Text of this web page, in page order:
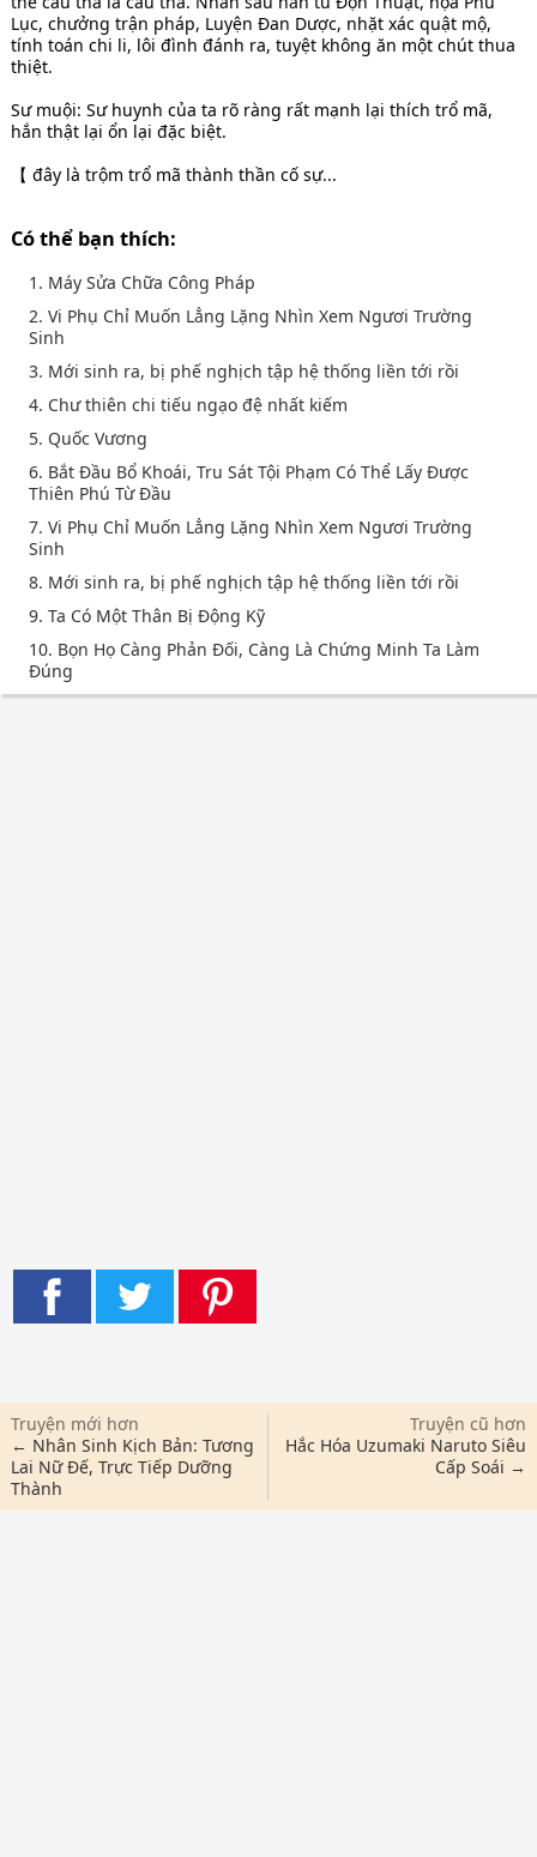
Lục, chưởng trận pháp, Luyện Đan Dược, nhặt xác quật mộ,
tính toán chi li, lôi đình đánh ra, tuyệt không ăn một chút thua
thiệt.
Sư muội: Sư huynh của ta rõ ràng rất mạnh lại thích trổ mã,
hắn thật lại ổn lại đặc biệt.
【 đây là trộm trổ mã thành thần cố sự...
Có thể bạn thích:
1. Máy Sửa Chữa Công Pháp
2. Vi Phụ Chỉ Muốn Lẳng Lặng Nhìn Xem Ngươi Trường
Sinh
3. Mới sinh ra, bị phế nghịch tập hệ thống liền tới rồi
4. Chư thiên chi tiếu ngạo đệ nhất kiếm
5. Quốc Vương
6. Bắt Đầu Bổ Khoái, Tru Sát Tội Phạm Có Thể Lấy Được
Thiên Phú Từ Đầu
7. Vi Phụ Chỉ Muốn Lẳng Lặng Nhìn Xem Ngươi Trường
Sinh
8. Mới sinh ra, bị phế nghịch tập hệ thống liền tới rồi
9. Ta Có Một Thân Bị Động Kỹ
10. Bọn Họ Càng Phản Đối, Càng Là Chứng Minh Ta Làm
Đúng
Truyện mới hơn
← Nhân Sinh Kịch Bản: Tương
Lai Nữ Đế, Trực Tiếp Dưỡng
Thành
Truyện cũ hơn
Hắc Hóa Uzumaki Naruto Siêu
Cấp Soái →